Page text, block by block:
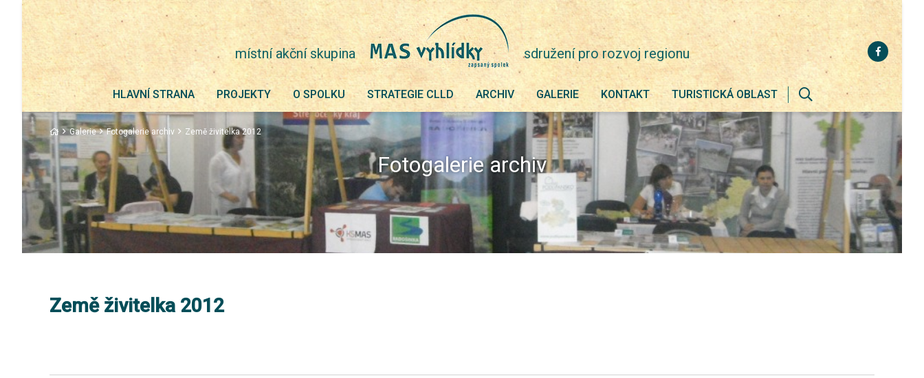
místní akční skupina sdružení pro rozvoj regionu
HLAVNÍ STRANA PROJEKTY O SPOLKU STRATEGIE CLLD ARCHIV GALERIE KONTAKT TURISTICKÁ OBLAST
Zobrazit
vyhledávání
Galerie Fotogalerie archiv Země živitelka 2012
Fotogalerie archiv
Země živitelka 2012